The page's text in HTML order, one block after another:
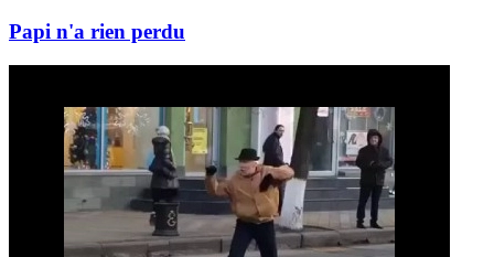
Papi n'a rien perdu